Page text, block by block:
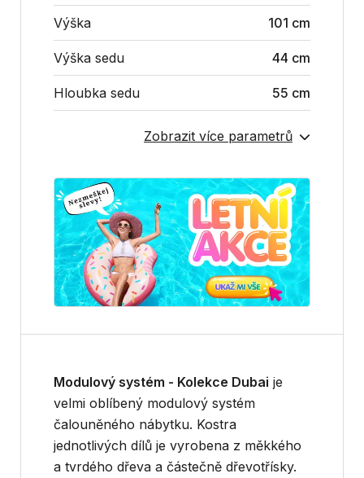
Výška 101 cm
Výška sedu 44 cm
Hloubka sedu 55 cm
Zobrazit více parametrů
Modulový systém - Kolekce Dubai je
velmi oblíbený modulový systém
čalouněného nábytku. Kostra
jednotlivých dílů je vyrobena z měkkého
a tvrdého dřeva a částečně dřevotřísky.